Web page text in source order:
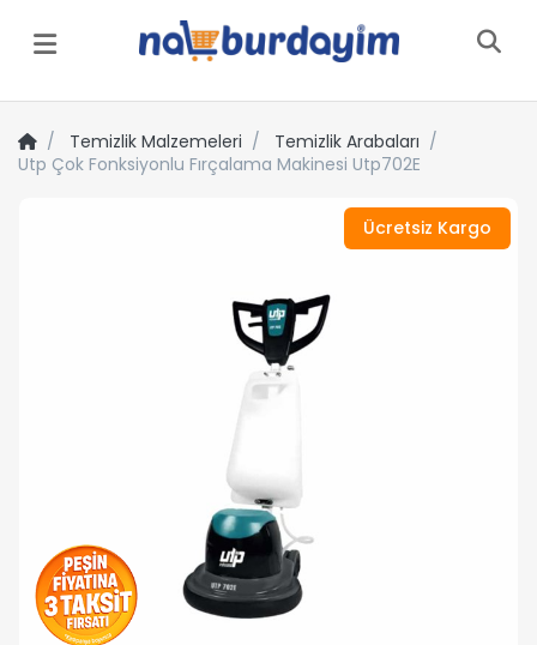
Menü
Temizlik Malzemeleri
Temizlik Arabaları
Utp Çok Fonksiyonlu Fırçalama Makinesi Utp702E
Ücretsiz Kargo